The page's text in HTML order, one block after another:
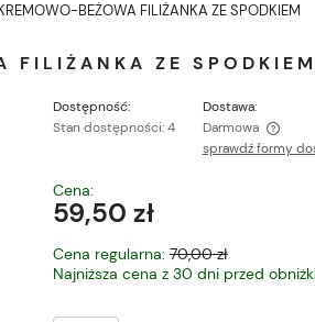
BEŻOWA FILIŻANKA ZE SPODKIEM
FILIŻANKA ZE SPODKIEM
Dostępność:
Stan dostępności: 4
Dostawa:
Darmowa
sprawdź formy
Cena:
59,50 zł
Cena regularna: 70,00 zł
Najniższa cena z 30 dni przed